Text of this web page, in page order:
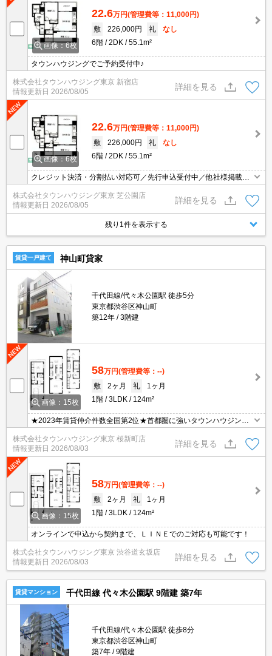
画像：6枚
22.6万円(管理費等：11,000円)
敷
226,000円 礼
なし
6階
2DK 55.1m²
タウンハウジングでご予約受付中♪
株式会社タウンハウジング東京 新宿店
情報更新日 2026/08/05
詳細を見る
画像：6枚
22.6万円(管理費等：11,000円)
敷
226,000円 礼
なし
6階
2DK 55.1m²
クレジット決済・分割払い対応可／先行申込受付中／他社様掲載物
件もまとめてご案内可能／専任物件多数あり
株式会社タウンハウジング東京 芝公園店
情報更新日 2026/08/05
詳細を見る
残り1件を表示する
賃貸一戸建て 神山町貸家
千代田線/代々木公園駅 徒歩5分
東京都渋谷区神山町
築12年
3階建
画像：15枚
58万円(管理費等：--)
敷
2ヶ月 礼
1ヶ月
1階
3LDK 124m²
★2023年賃貸仲介件数全国第2位★首都圏に強いタウンハウジング
がご案内させていただきます★世田谷区・目黒区エリアのお部屋探
しならタウンハウジング東京へ★
株式会社タウンハウジング東京 桜新町店
情報更新日 2026/08/03
詳細を見る
画像：15枚
58万円(管理費等：--)
敷
2ヶ月 礼
1ヶ月
1階
3LDK 124m²
オンラインで申込から契約まで、ＬＩＮＥでのご対応も可能です！
株式会社タウンハウジング東京 渋谷道玄坂店
情報更新日 2026/08/03
詳細を見る
賃貸マンション 千代田線 代々木公園駅 9階建 築7年
千代田線/代々木公園駅 徒歩8分
東京都渋谷区神山町
築7年
9階建